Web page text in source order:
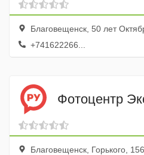
Благовещенск, 50 лет Октября, 15,
+741622266...
Фотоцентр
Благовещенск, Горького,